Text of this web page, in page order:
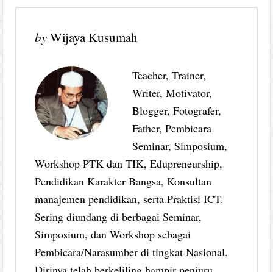
byWijaya Kusumah
Teacher, Trainer,
Writer, Motivator,
Blogger, Fotografer,
Father, Pembicara
Seminar, Simposium,
Workshop PTK dan TIK, Edupreneurship,
Pendidikan Karakter Bangsa, Konsultan
manajemen pendidikan, serta Praktisi ICT.
Sering diundang di berbagai Seminar,
Simposium, dan Workshop sebagai
Pembicara/Narasumber di tingkat Nasional.